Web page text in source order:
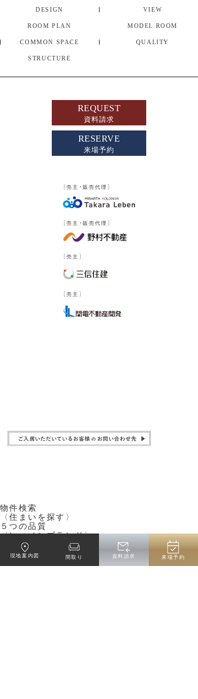
現地案内図 間取り 資料請求 来場予約
DESIGN VIEW
ROOM PLAN MODEL ROOM
COMMON SPACE QUALITY
STRUCTURE
REQUEST
資料請求
RESERVE
来場予約
［売主・販売代理］
［売主・販売代理］
［売主］
［売主］
物件検索
〈住まいを探す〉
５つの品質
〈レーベンブランド〉
グッドデザイン
〈暮らしの取り組み〉